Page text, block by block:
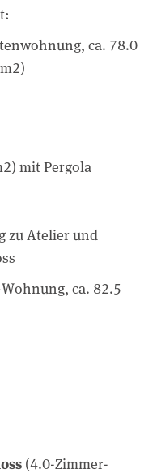
ca. 78.0
mit Pergola
zu Atelier und
ca. 82.5
(4.0-Zimmer-